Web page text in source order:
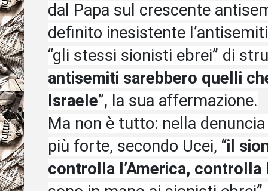
dal Papa sul crescente
definito inesistente
“gli stessi sionisti ebrei” di
antisemiti sarebbero quelli
Israele”, la sua affermazione.
Ma non è tutto: nella
più forte, secondo Ucei, “il
controlla l’America, controlla